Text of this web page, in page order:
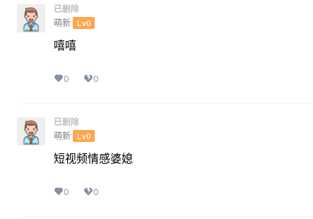
已删除
萌新 Lv0
嘻嘻
0 0
已删除
萌新 Lv0
短视频情感婆媳
0 0